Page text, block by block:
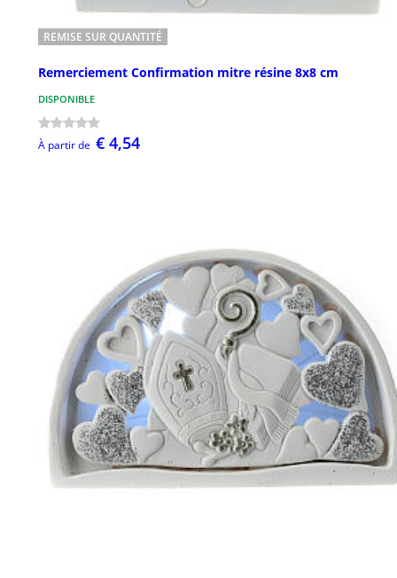
REMISE SUR QUANTITÉ
Remerciement Confirmation mitre résine 8x8 cm
DISPONIBLE
À partir de € 4,54